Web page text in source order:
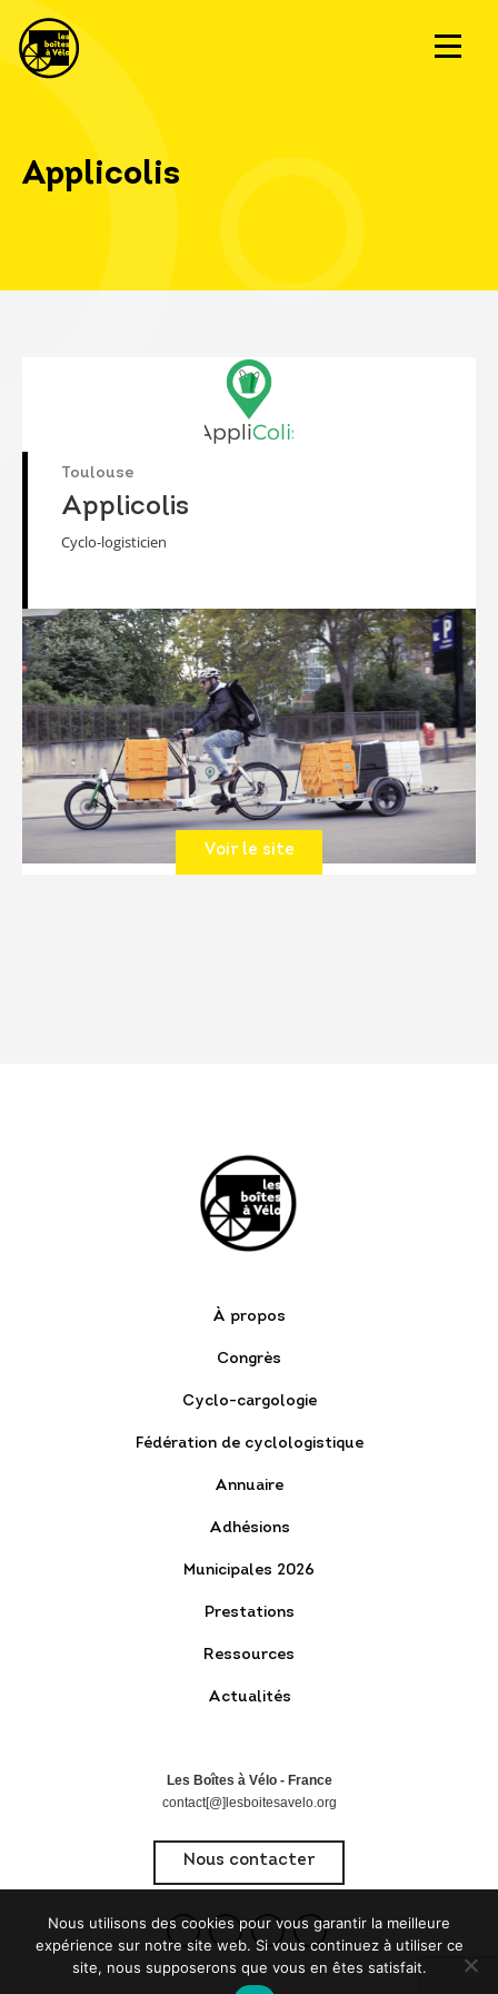
Applicolis
Toulouse
Applicolis
Cyclo-logisticien
Voir le site
À propos
Congrès
Cyclo-cargologie
Fédération de cyclologistique
Annuaire
Adhésions
Municipales 2026
Prestations
Ressources
Actualités
Les Boîtes à Vélo - France
contact[@]lesboitesavelo.org
Nous contacter
Nous utilisons des cookies pour vous garantir la meilleure
expérience sur notre site web. Si vous continuez à utiliser ce
site, nous supposerons que vous en êtes satisfait.